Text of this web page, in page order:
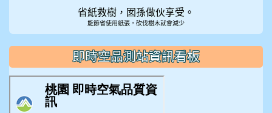
省紙救樹，囡孫做伙享受。
能節省使用紙張，砍伐樹木就會減少
即時空品測站資訊看板